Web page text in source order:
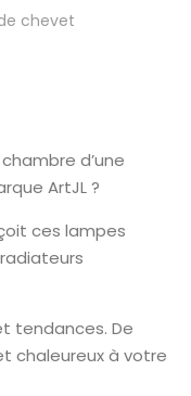
chevet
d’une
ArtJL ?
ces lampes
tendances. De
chaleureux à votre